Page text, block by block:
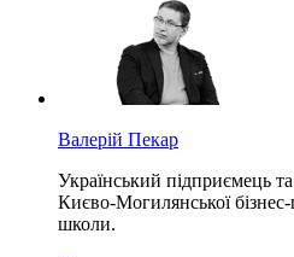
Валерій Пекар
Український підприємець
Києво-Могилянської бізнес-
школи.